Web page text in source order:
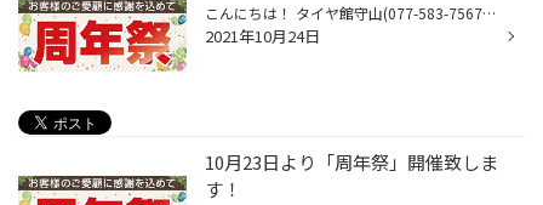
こんにちは！ タイヤ館守山(077-583-7567) 日記担当ゆあさです！ 告知しておりました、「周年祭」 昨日から開催しております！ たくさんのご来店ありがとうございます！ ガラガラ抽選会も大好評頂いております！ タイヤはもちろん 様々なラインナップが お求めやすくなっております！ セールは11/7...
2021年10月24日
10月23日より「周年祭」開催致しま
す！